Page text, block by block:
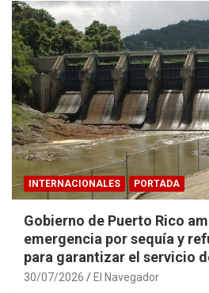
INTERNACIONALES PORTADA
Gobierno de Puerto Rico
emergencia por sequía y
para garantizar el servicio
30/07/2026 El Navegador